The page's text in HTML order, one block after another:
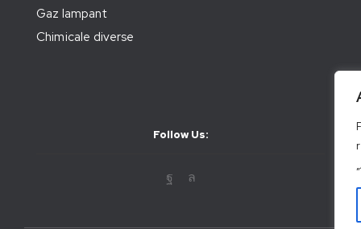
Gaz lampant
Chimicale diverse
Follow Us: